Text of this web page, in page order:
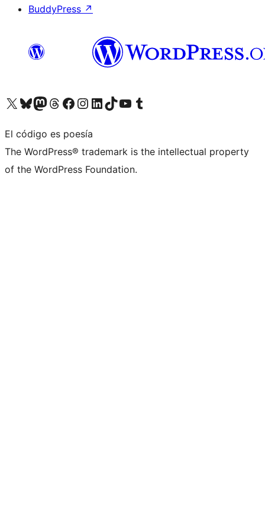
BuddyPress ↗
Visita nuestra cuenta de X (anteriormente Twitter)
Visita nuestra cuenta de Bluesky
Visita nuestra cuenta de Mastodon
Visita nuestra cuenta de Threads
Visita nuestra página de Facebook
Visita nuestra cuenta de Instagram
Visita nuestra cuenta de LinkedIn
Visita nuestra cuenta de TikTok
Visita nuestro canal de YouTube
Visita nuestra cuenta de Tumblr
El código es poesía
The WordPress® trademark is the intellectual property
of the WordPress Foundation.